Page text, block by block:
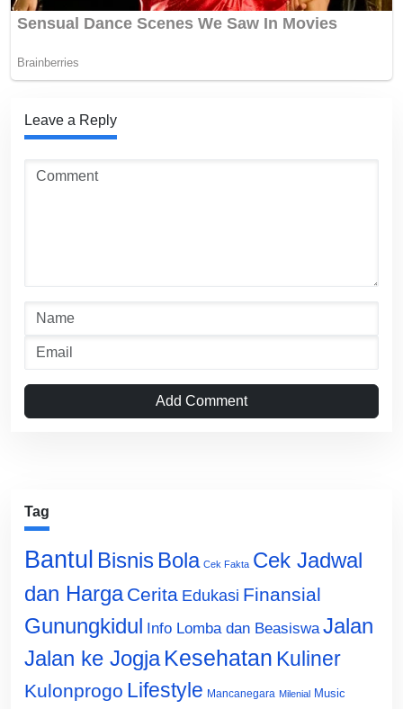
Leave a Reply
Add Comment
Tag
Bantul Bisnis Bola Cek Fakta Cek Jadwal
dan Harga Cerita Edukasi Finansial
Gunungkidul Info Lomba dan Beasiswa Jalan
Jalan ke Jogja Kesehatan Kuliner
Kulonprogo Lifestyle Mancanegara Milenial Music